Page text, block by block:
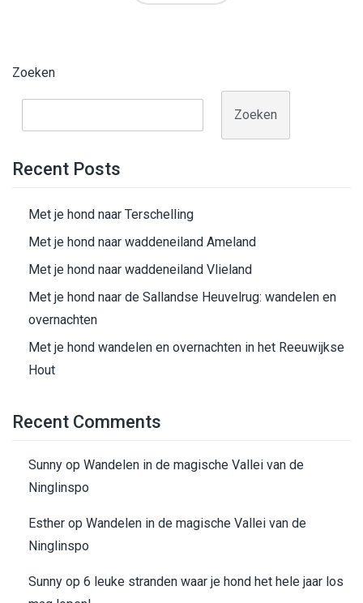
Zoeken
Zoeken
Recent Posts
Met je hond naar Terschelling
Met je hond naar waddeneiland Ameland
Met je hond naar waddeneiland Vlieland
Met je hond naar de Sallandse Heuvelrug: wandelen en
overnachten
Met je hond wandelen en overnachten in het Reeuwijkse
Hout
Recent Comments
Sunny op Wandelen in de magische Vallei van de
Ninglinspo
Esther op Wandelen in de magische Vallei van de
Ninglinspo
Sunny op 6 leuke stranden waar je hond het hele jaar los